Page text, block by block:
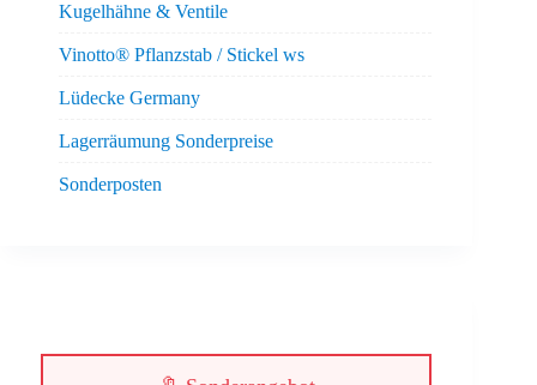
Kugelhähne & Ventile
Vinotto® Pflanzstab / Stickel ws
Lüdecke Germany
Lagerräumung Sonderpreise
Sonderposten